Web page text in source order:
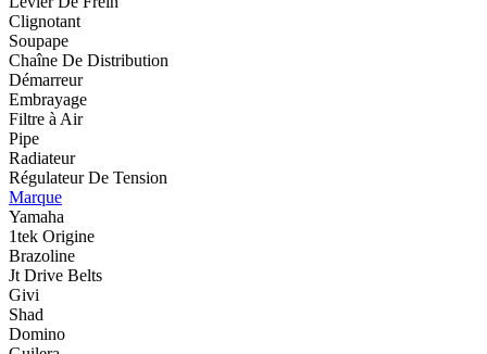
Clignotant
Soupape
Chaîne De Distribution
Démarreur
Embrayage
Filtre à Air
Pipe
Radiateur
Régulateur De Tension
Marque
Yamaha
1tek Origine
Brazoline
Jt Drive Belts
Givi
Shad
Domino